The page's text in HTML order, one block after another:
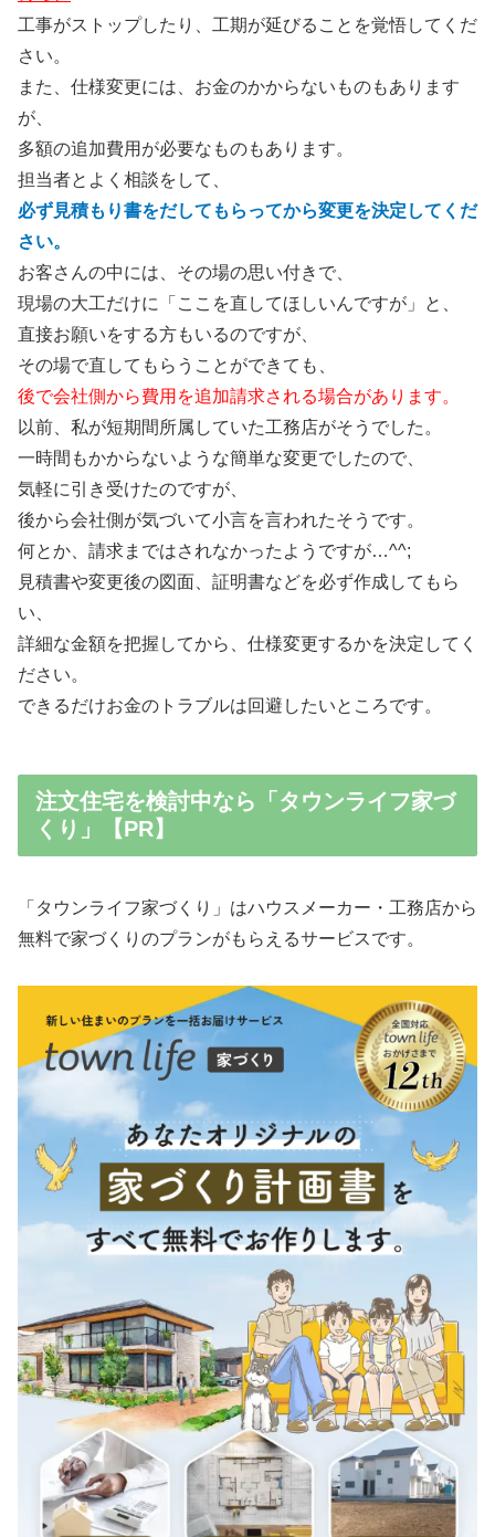
工事がストップしたり、工期が延びることを覚悟してくだ
さい。
また、仕様変更には、お金のかからないものもあります
が、
多額の追加費用が必要なものもあります。
担当者とよく相談をして、
必ず見積もり書をだしてもらってから変更を決定してくだ
さい。
お客さんの中には、その場の思い付きで、
現場の大工だけに「ここを直してほしいんですが」と、
直接お願いをする方もいるのですが、
その場で直してもらうことができても、
後で会社側から費用を追加請求される場合があります。
以前、私が短期間所属していた工務店がそうでした。
一時間もかからないような簡単な変更でしたので、
気軽に引き受けたのですが、
後から会社側が気づいて小言を言われたそうです。
何とか、請求まではされなかったようですが…^^;
見積書や変更後の図面、証明書などを必ず作成してもら
い、
詳細な金額を把握してから、仕様変更するかを決定してく
ださい。
できるだけお金のトラブルは回避したいところです。
注文住宅を検討中なら「タウンライフ家づ
くり」【PR】
「タウンライフ家づくり」はハウスメーカー・工務店から
無料で家づくりのプランがもらえるサービスです。